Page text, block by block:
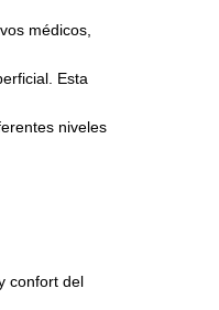
médicos,
Esta
niveles
confort del